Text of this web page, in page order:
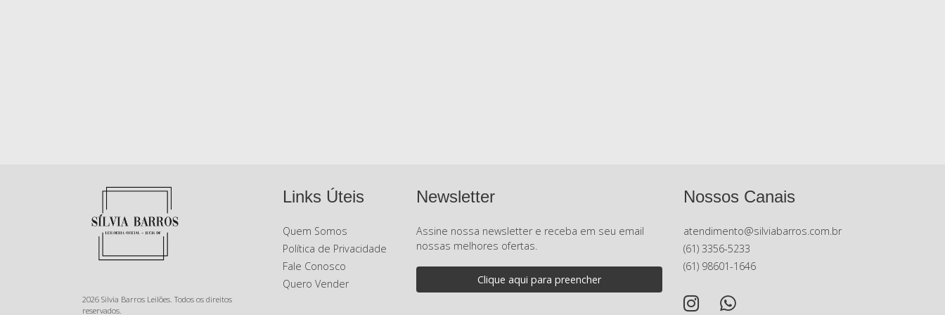
2026 Silvia Barros Leilões. Todos os direitos
reservados.
Links Úteis
Quem Somos
Política de Privacidade
Fale Conosco
Quero Vender
Newsletter
Assine nossa newsletter e receba em seu email
nossas melhores ofertas.
Nossos Canais
atendimento@silviabarros.com.br
(61) 3356-5233
(61) 98601-1646